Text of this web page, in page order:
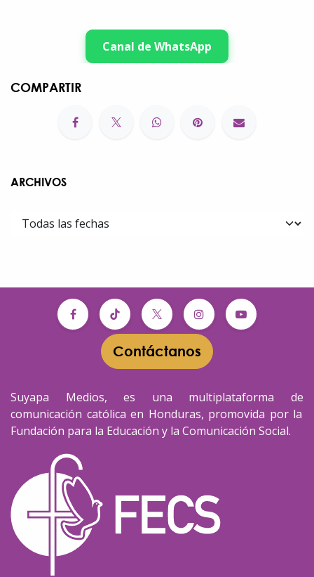
Canal de WhatsApp
COMPARTIR
ARCHIVOS
Contáctanos​​
Suyapa Medios, es una multiplataforma de
comunicación católica en Honduras, promovida por la
Fundación para la Educación y la Comunicación Social.